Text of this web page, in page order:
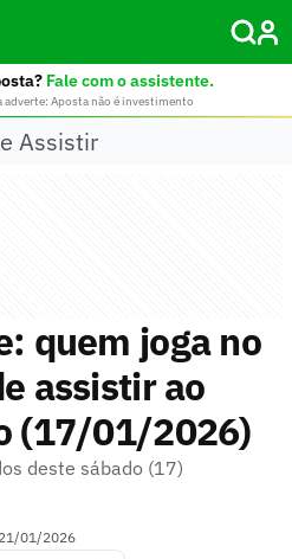
Fale com o assistente.
adverte: Aposta não é investimento
Assistir
quem joga no
assistir ao
(17/01/2026)
deste sábado (17)
21/01/2026